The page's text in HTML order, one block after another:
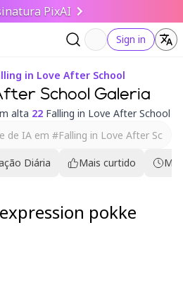
PixAI
Sign in
in Love After School
School Galeria
alta 22 Falling in Love After School
Diária Mais curtido